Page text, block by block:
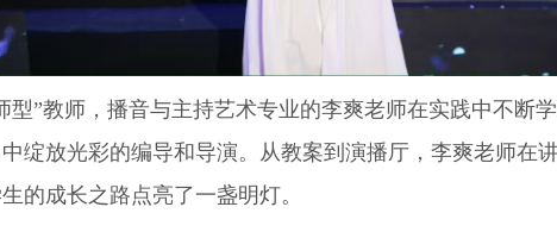
教师，播音与主持艺术专业的李爽老师在实践中不断
绽放光彩的编导和导演。从教案到演播厅，李爽老师在
的成长之路点亮了一盏明灯。